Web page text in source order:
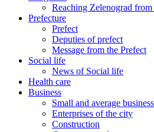
Reaching Zelenograd
Prefecture
Prefect
Deputies of prefect
Message from the Prefect
Social life
News of Social life
Health care
Business
Small and average business
Enterprises of the city
Construction